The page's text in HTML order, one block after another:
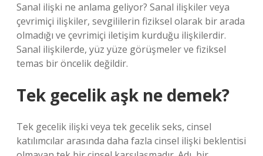
Sanal ilişki ne anlama geliyor? Sanal ilişkiler veya
çevrimiçi ilişkiler, sevgililerin fiziksel olarak bir arada
olmadığı ve çevrimiçi iletişim kurduğu ilişkilerdir.
Sanal ilişkilerde, yüz yüze görüşmeler ve fiziksel
temas bir öncelik değildir.
Tek gecelik aşk ne demek?
Tek gecelik ilişki veya tek gecelik seks, cinsel
katılımcılar arasında daha fazla cinsel ilişki beklentisi